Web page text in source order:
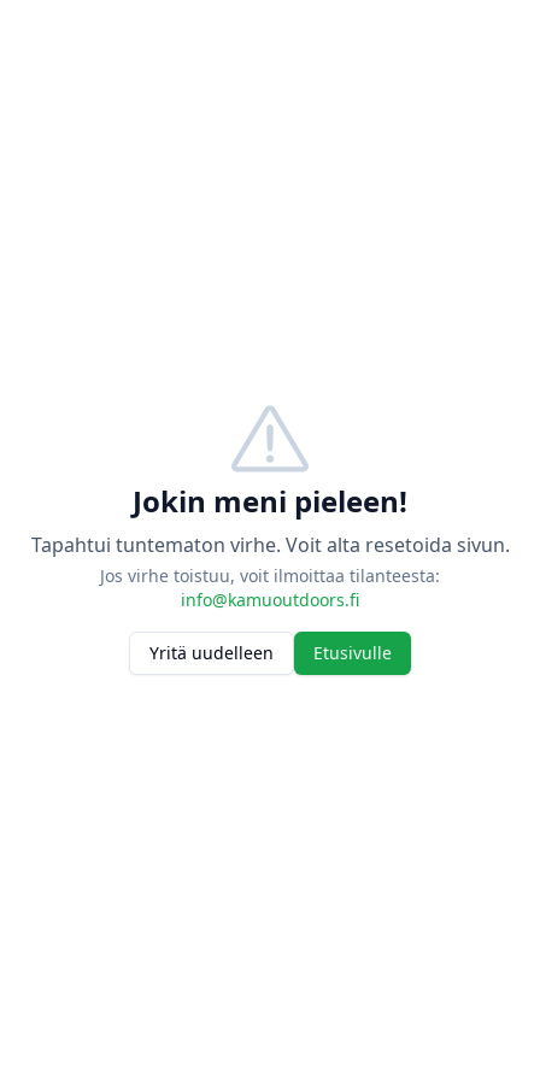
Jokin meni pieleen!
Tapahtui tuntematon virhe. Voit alta resetoida sivun.
Jos virhe toistuu, voit ilmoittaa tilanteesta:
info@kamuoutdoors.fi
Yritä uudelleen Etusivulle